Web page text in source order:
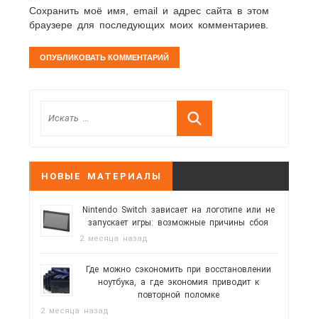
Сохранить моё имя, email и адрес сайта в этом
браузере для последующих моих комментариев.
НОВЫЕ МАТЕРИАЛЫ
Nintendo Switch зависает на логотипе или не
запускает игры: возможные причины сбоя
2 месяца назад
Где можно сэкономить при восстановлении
ноутбука, а где экономия приводит к
повторной поломке
2 месяца назад